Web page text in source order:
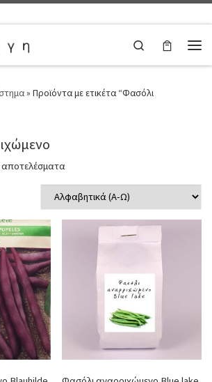
Search
» Προϊόντα με ετικέτα “Φασόλι
αποτελέσματα